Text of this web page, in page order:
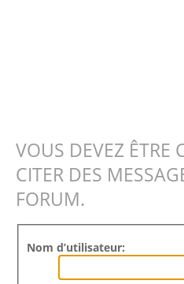
VOUS DEVEZ ÊTRE
CITER DES
FORUM.
Nom d’utilisateur: